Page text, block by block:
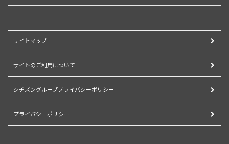
サイトマップ
サイトのご利用について
シチズングループプライバシーポリシー
プライバシーポリシー